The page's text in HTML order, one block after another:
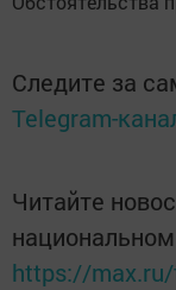
Следите за
Telegram-
Читайте
https://